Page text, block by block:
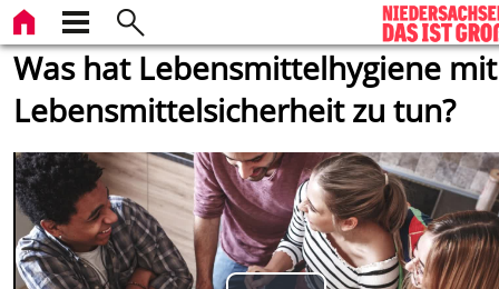
Was hat Lebensmittelhygiene mit
Lebensmittelsicherheit zu tun?